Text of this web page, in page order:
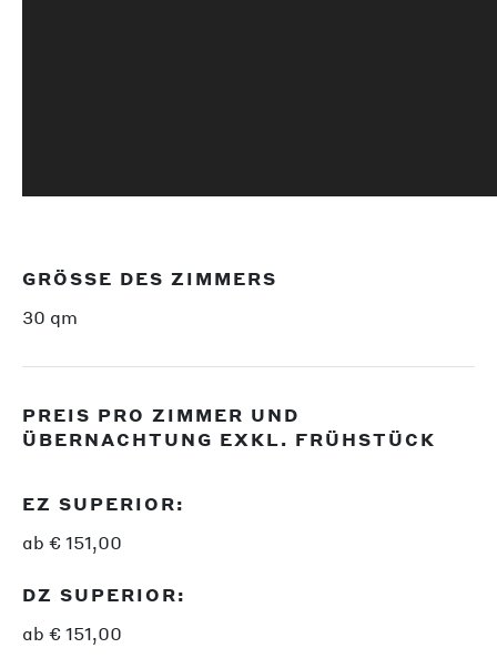
GRÖSSE DES ZIMMERS
30 qm
PREIS PRO ZIMMER UND
ÜBERNACHTUNG EXKL. FRÜHSTÜCK
EZ SUPERIOR:
ab € 151,00
DZ SUPERIOR:
ab € 151,00